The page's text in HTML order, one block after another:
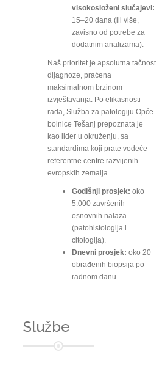
visokosloženi slučajevi:
15–20 dana (ili više,
zavisno od potrebe za
dodatnim analizama).
Naš prioritet je apsolutna tačnost
dijagnoze, praćena
maksimalnom brzinom
izvještavanja. Po efikasnosti
rada, Služba za patologiju Opće
bolnice Tešanj prepoznata je
kao lider u okruženju, sa
standardima koji prate vodeće
referentne centre razvijenih
evropskih zemalja.
Godišnji prosjek: oko
5.000 završenih
osnovnih nalaza
(patohistologija i
citologija).
Dnevni prosjek: oko 20
obrađenih biopsija po
radnom danu.
Službe